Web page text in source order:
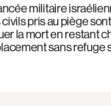
militaire
civils pris au piège
la mort en restant
sans refuge